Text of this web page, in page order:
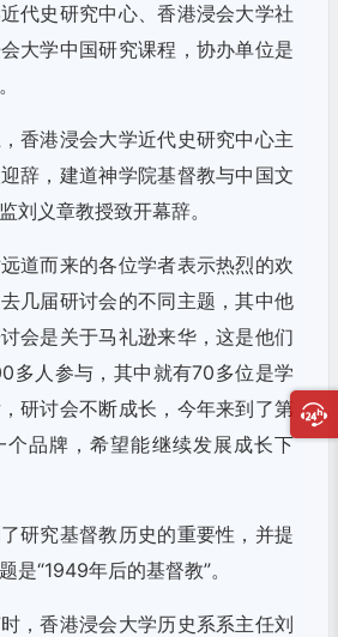
代史研究中心、香港浸会大学社
大学中国研究课程，协办单位是
香港浸会大学近代史研究中心主
辞，建道神学院基督教与中国文
刘义章教授致开幕辞。
道而来的各位学者表示热烈的欢
几届研讨会的不同主题，其中他
会是关于马礼逊来华，这是他们
多人参与，其中就有70多位是学
研讨会不断成长，今年来到了第
个品牌，希望能继续发展成长下
研究基督教历史的重要性，并提
是“1949年后的基督教”。
，香港浸会大学历史系系主任刘